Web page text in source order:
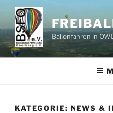
Zum
Inhalt
springen
Ballonfahren in
KATEGORIE: NEWS &